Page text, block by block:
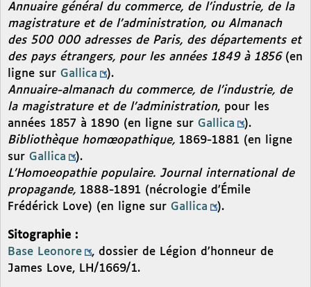
Annuaire général du commerce, de l’industrie, de la
magistrature et de l’administration, ou Almanach
des 500 000 adresses de Paris, des départements et
des pays étrangers, pour les années 1849 à 1856(en
ligne sur Gallica
).
Annuaire-almanach du commerce, de l’industrie, de
la magistrature et de l’administration, pour les
années 1857 à 1890 (en ligne sur Gallica
).
Bibliothèque homœopathique, 1869-1881 (en ligne
sur Gallica
).
L’Homoeopathie populaire. Journal international de
propagande, 1888-1891 (nécrologie d’Émile
Frédérick Love) (en ligne sur Gallica ).
Sitographie :
Base Leonore
, dossier de Légion d’honneur de
James Love, LH/1669/1.